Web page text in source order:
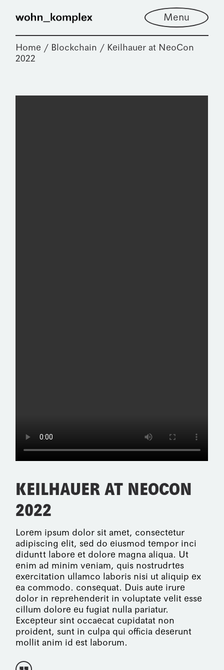
Menu
Home Blockchain
Keilhauer at NeoCon
2022
KEILHAUER AT NEOCON
2022
Lorem ipsum dolor sit amet, consectetur
adipiscing elit, sed do eiusmod tempor inci
diduntt labore et dolore magna aliqua. Ut
enim ad minim veniam, quis nostrudrtes
exercitation ullamco laboris nisi ut aliquip ex
ea commodo. consequat. Duis aute irure
dolor in reprehenderit in voluptate velit esse
cillum dolore eu fugiat nulla pariatur.
Excepteur sint occaecat cupidatat non
proident, sunt in culpa qui officia deserunt
mollit anim id est laborum.